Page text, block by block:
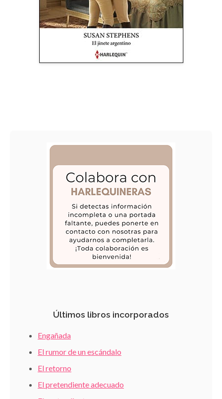
Últimos libros incorporados
Engañada
El rumor de un escándalo
El retorno
El pretendiente adecuado